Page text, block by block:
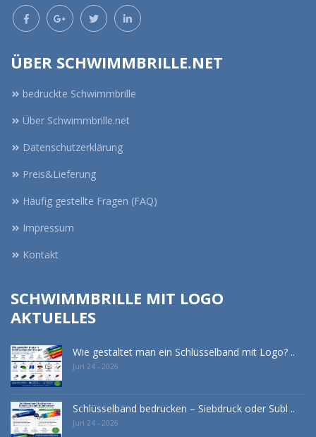
ÜBER SCHWIMMBRILLE.NET
bedruckte Schwimmbrille
Über Schwimmbrille.net
Datenschutzerklärung
Preis&Lieferung
Häufig gestellte Fragen (FAQ)
Impressum
Kontakt
SCHWIMMBRILLE MIT LOGO
AKTUELLES
Wie gestaltet man ein Schlüsselband mit Logo? ..
Jun 24 - 2026
Schlüsselband bedrucken – Siebdruck oder Subl ..
Jun 24 - 2026